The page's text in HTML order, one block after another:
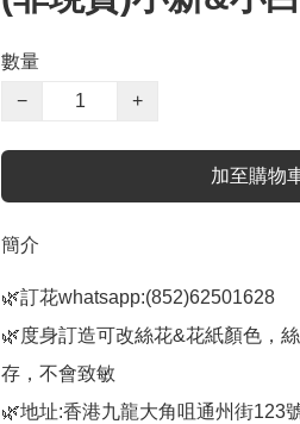
數量
−
+
加至購物
簡介
🌿訂花whatsapp:(852)62501628
🌿度身訂造可改絲花&花紙顏色，
存，不會致敏
🌿地址:香港九龍大角咀通州街123